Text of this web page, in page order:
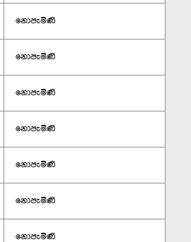
නොපැමිණි
නොපැමිණි
නොපැමිණි
නොපැමිණි
නොපැමිණි
නොපැමිණි
නොපැමිණි